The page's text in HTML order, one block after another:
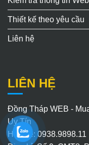
Thiết kế theo yêu cầu
Liên hệ
LIÊN HỆ
Đồng Tháp WEB -
Uy Tín
Hotline: 0938.9898.11